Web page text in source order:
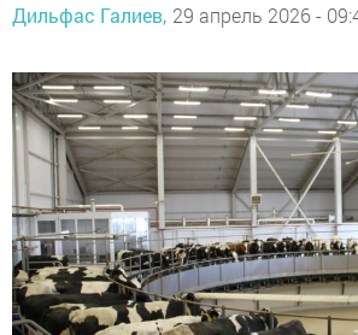
Дильфас Галиев, 29 апрель 2026 -